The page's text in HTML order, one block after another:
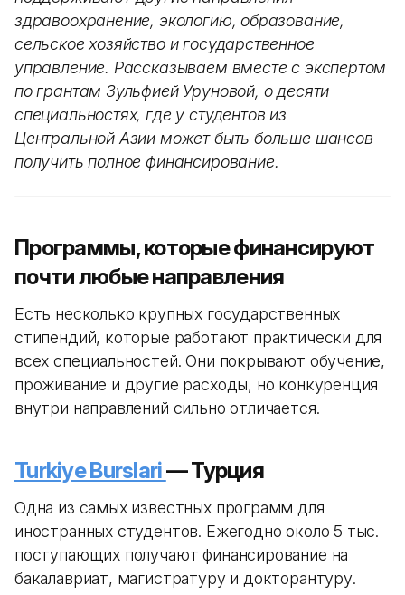
здравоохранение, экологию, образование,
сельское хозяйство и государственное
управление. Рассказываем вместе с экспертом
по грантам Зульфией Уруновой, о десяти
специальностях, где у студентов из
Центральной Азии может быть больше шансов
получить полное финансирование.
Программы, которые финансируют
почти любые направления
Есть несколько крупных государственных
стипендий, которые работают практически для
всех специальностей. Они покрывают обучение,
проживание и другие расходы, но конкуренция
внутри направлений сильно отличается.
Turkiye Burslari— Турция
Одна из самых известных программ для
иностранных студентов. Ежегодно около 5 тыс.
поступающих получают финансирование на
бакалавриат, магистратуру и докторантуру.